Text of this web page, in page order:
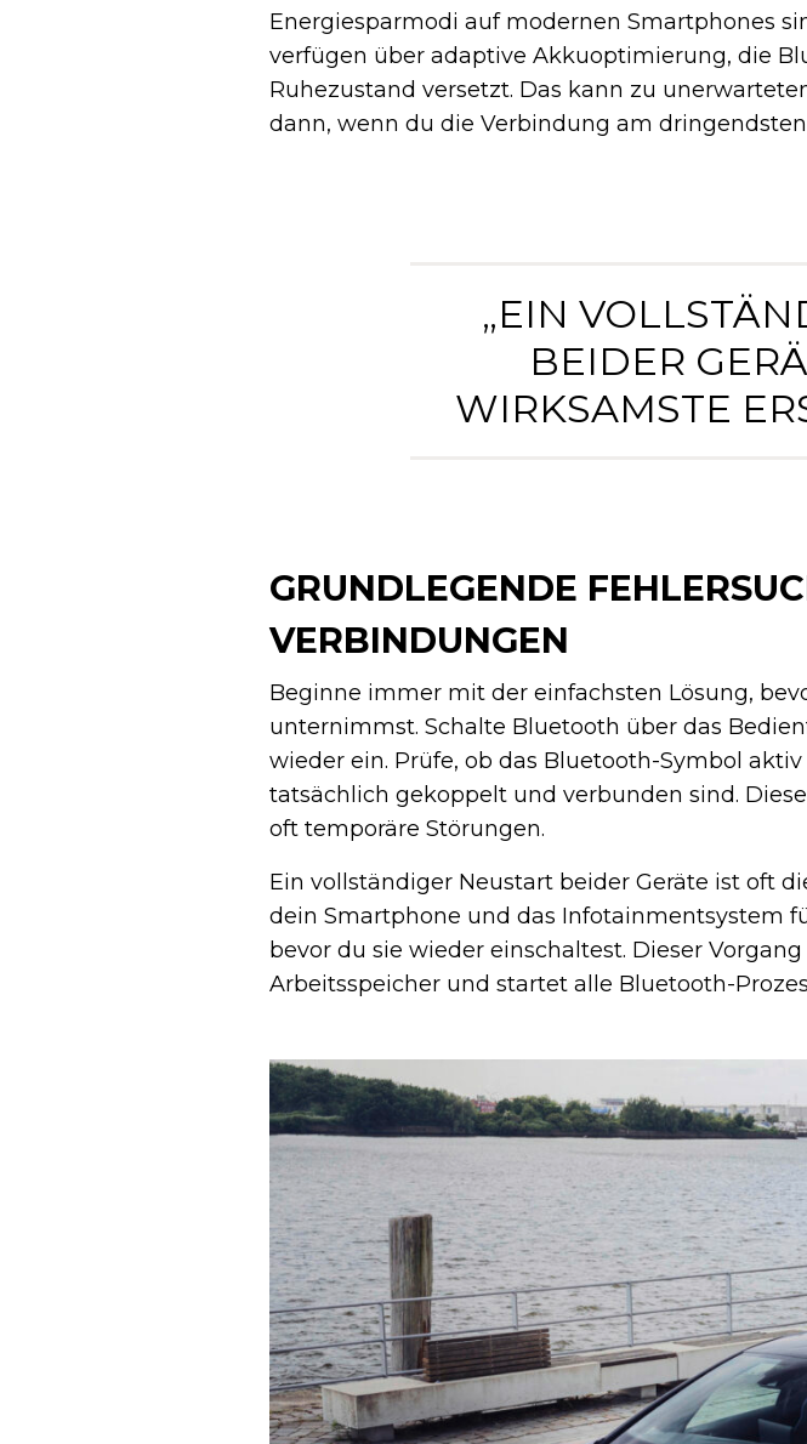
Energiesparmodi auf modernen Smartphones
verfügen über adaptive Akkuoptimierung, die
Ruhezustand versetzt. Das kann zu
dann, wenn du die Verbindung am
„EIN
BEIDER
WIRKSAMSTE
GRUNDLEGENDE
VERBINDUNGEN
Beginne immer mit der einfachsten Lösung,
unternimmst. Schalte Bluetooth über das
wieder ein. Prüfe, ob das Bluetooth-Symbol
tatsächlich gekoppelt und verbunden sind.
oft temporäre Störungen.
Ein vollständiger Neustart beider Geräte ist oft
dein Smartphone und das Infotainmentsystem
bevor du sie wieder einschaltest. Dieser
Arbeitsspeicher und startet alle Bluetooth-